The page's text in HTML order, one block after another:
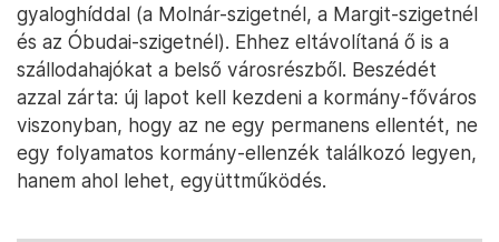
gyaloghíddal (a Molnár-szigetnél, a Margit-szigetnél
és az Óbudai-szigetnél). Ehhez eltávolítaná ő is a
szállodahajókat a belső városrészből. Beszédét
azzal zárta: új lapot kell kezdeni a kormány-főváros
viszonyban, hogy az ne egy permanens ellentét, ne
egy folyamatos kormány-ellenzék találkozó legyen,
hanem ahol lehet, együttműködés.